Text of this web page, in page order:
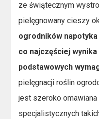
ze świątecznym
pielęgnowany cieszy
ogrodników
co najczęściej
podstawowych
pielęgnacji roślin
jest szeroko omawiana
specjalistycznych